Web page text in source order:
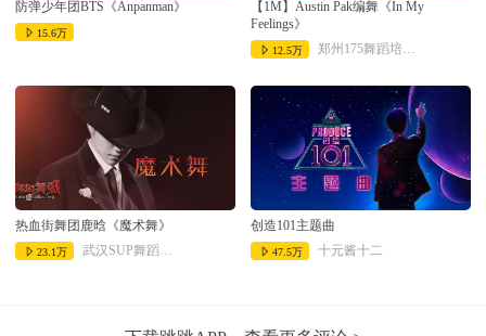
防弹少年团BTS《Anpanman》
15.6万
【1M】Austin Pak编舞《In My
Feelings》
12.5万 郑州175舞蹈培训中心
热血街舞团鹿晗《魔术舞》
23.1万
创造101主题曲
47.5万 十元酱十二